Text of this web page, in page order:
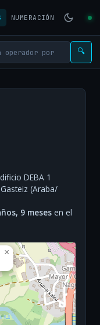
NUMERACIÓN
🔍
DEBA 1
(Araba/
9 meses en el
×